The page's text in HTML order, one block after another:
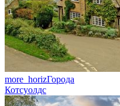
more_horizГорода
Котсуолдс